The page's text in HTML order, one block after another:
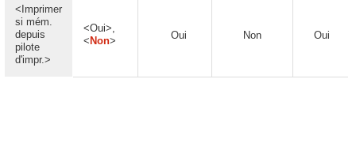
<Imprimer
si mém.
depuis
pilote
d'impr.>
<Oui>,
< Non> Oui Non Oui